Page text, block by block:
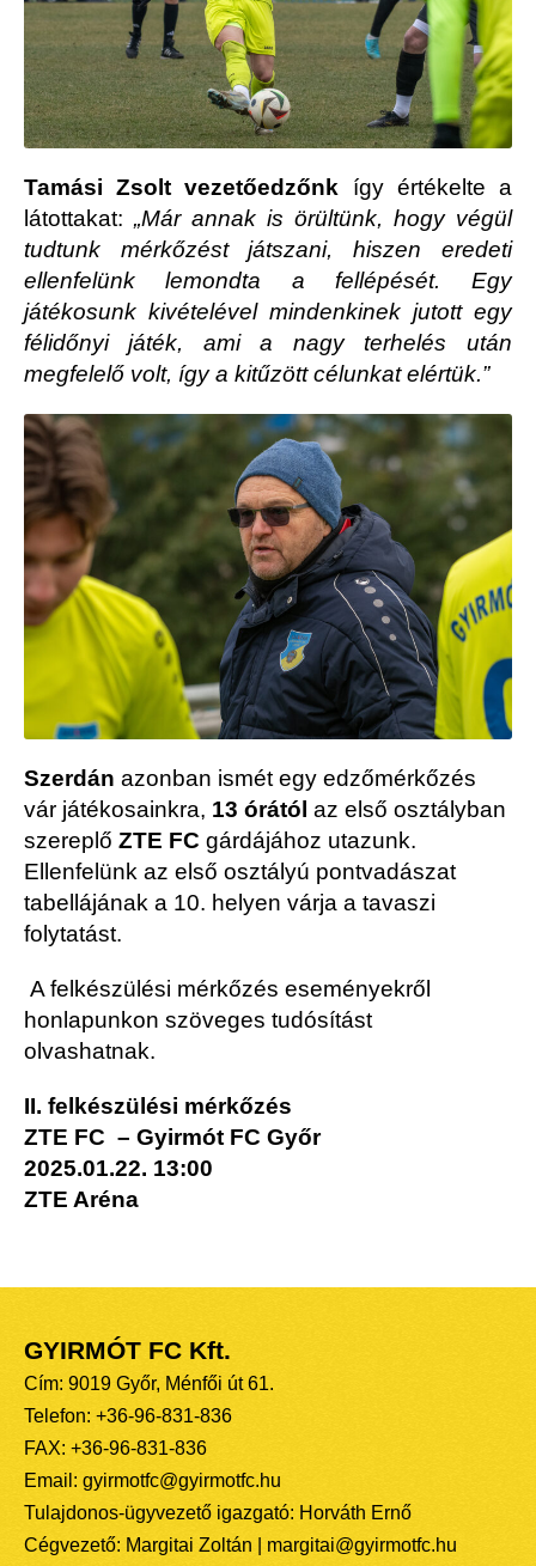
Tamási Zsolt vezetőedzőnk így értékelte a
látottakat: „Már annak is örültünk, hogy végül
tudtunk mérkőzést játszani, hiszen eredeti
ellenfelünk lemondta a fellépését. Egy
játékosunk kivételével mindenkinek jutott egy
félidőnyi játék, ami a nagy terhelés után
megfelelő volt, így a kitűzött célunkat elértük.”
Szerdán azonban ismét egy edzőmérkőzés
vár játékosainkra, 13 órától az első osztályban
szereplő ZTE FC gárdájához utazunk.
Ellenfelünk az első osztályú pontvadászat
tabellájának a 10. helyen várja a tavaszi
folytatást.
A felkészülési mérkőzés eseményekről
honlapunkon szöveges tudósítást
olvashatnak.
II. felkészülési mérkőzés
ZTE FC – Gyirmót FC Győr
2025.01.22. 13:00
ZTE Aréna
GYIRMÓT FC Kft.
Cím: 9019 Győr, Ménfői út 61.
Telefon: +36-96-831-836
FAX: +36-96-831-836
Email: gyirmotfc@gyirmotfc.hu
Tulajdonos-ügyvezető igazgató: Horváth Ernő
Cégvezető: Margitai Zoltán | margitai@gyirmotfc.hu